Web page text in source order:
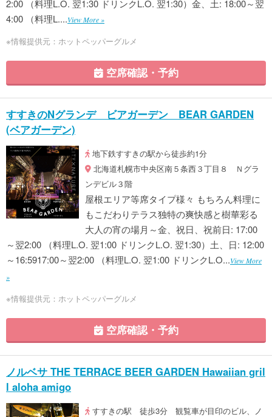
2:00 （料理L.O. 翌1:30 ドリンクL.O. 翌1:30）金、土: 18:00～翌
4:00 （料理L....View More »
※情報提供元：ホットペッパーグルメ
空席確認・予約
すすきのNグランデ ビアガーデン BEAR GARDEN
(ベアガーデン)
地下鉄すすきの駅から徒歩約1分
北海道札幌市中央区南５条西３丁目８ Ｎグラ
ンデビル３階
屋根エリア等席タイプ様々 もちろん料理に
もこだわりテラス独特の爽快感と樹華彩る
大人の宵の場月～金、祝日、祝前日: 17:00
～翌2:00 （料理L.O. 翌1:00 ドリンクL.O. 翌1:30）土、日: 12:00
～16:5917:00～翌2:00 （料理L.O. 翌1:00 ドリンクL.O...View More
»
※情報提供元：ホットペッパーグルメ
空席確認・予約
ノルベサ THE TERRACE BEER GARDEN Hawaiian gril
l aloha amigo
すすきの駅 徒歩3分 観覧車が目印のビル、ノ